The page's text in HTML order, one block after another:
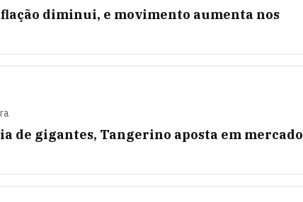
diminui, e movimento aumenta nos
de gigantes, Tangerino aposta em mercado